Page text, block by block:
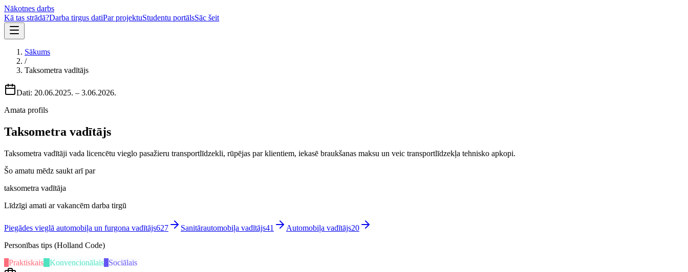
Nākotnes darbs
Kā tas strādā?Darba tirgus datiPar projektuStudentu portālsSāc šeit
Sākums
/
Taksometra vadītājs
Dati: 20.06.2025. – 3.06.2026.
Amata profils
Taksometra vadītājs
Taksometra vadītāji vada licencētu vieglo pasažieru transportlīdzekli, rūpējas par klientiem, iekasē braukšanas maksu un veic transportlīdzekļa tehnisko apkopi.
Šo amatu mēdz saukt arī par
taksometra vadītāja
Līdzīgi amati ar vakancēm darba tirgū
Piegādes vieglā automobiļa un furgona vadītājs627 Sanitārautomobiļa vadītājs41 Automobiļa vadītājs20
Personības tips (Holland Code)
Praktiskais Konvencionālais Sociālais